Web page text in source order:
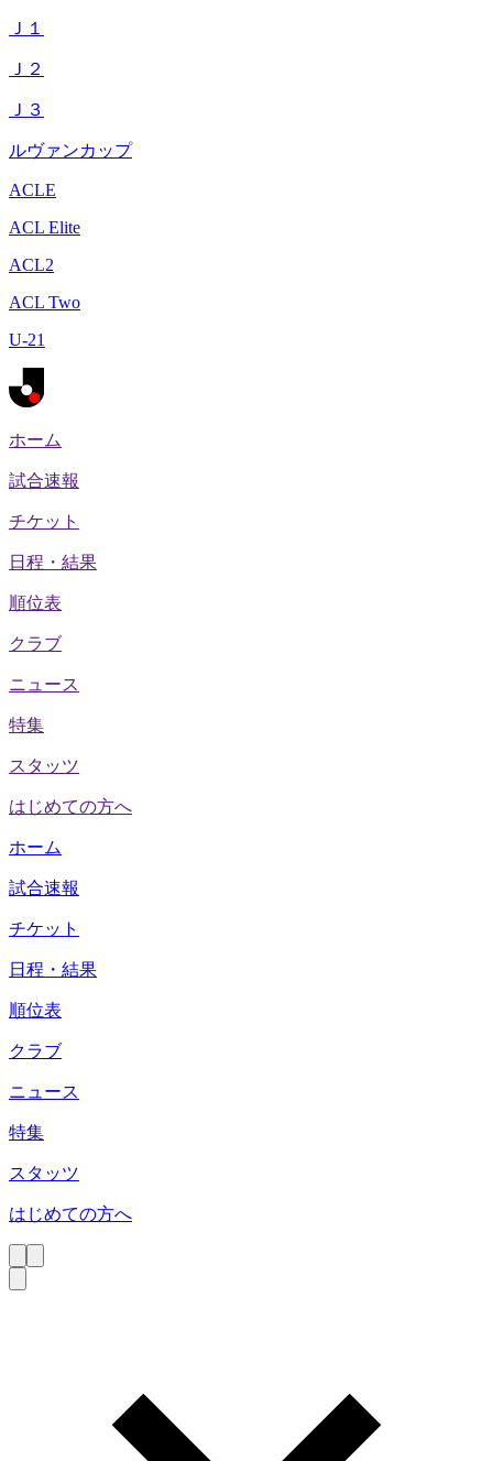
Ｊ１
Ｊ２
Ｊ３
ルヴァンカップ
ACLE
ACL Elite
ACL2
ACL Two
U-21
ホーム
試合速報
チケット
日程・結果
順位表
クラブ
ニュース
特集
スタッツ
はじめての方へ
ホーム
試合速報
チケット
日程・結果
順位表
クラブ
ニュース
特集
スタッツ
はじめての方へ